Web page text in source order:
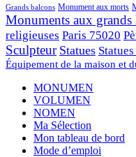
Grands balcons Monument aux morts
Monuments aux grands
religieuses Paris 75020
Sculpteur Statues
Équipement de la maison et
MONUMEN
VOLUMEN
NOMEN
Ma Sélection
Mon tableau de bord
Mode d’emploi